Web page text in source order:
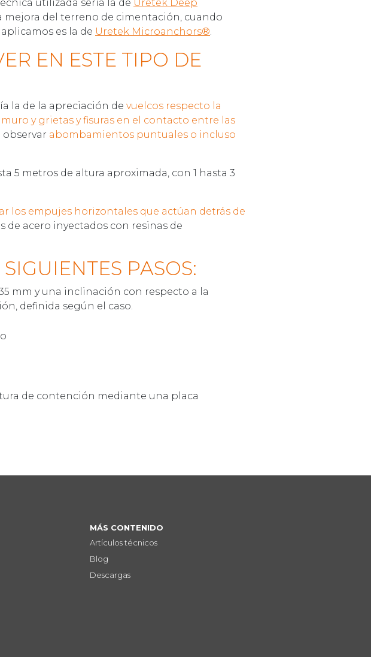
utilizada sería la de Uretek Deep
mejora del terreno de cimentación, cuando
es la de Uretek Microanchors®.
EN ESTE TIPO DE
la de la apreciación de vuelcos respecto la
y grietas y fisuras en el contacto entre las
observar abombamientos puntuales o incluso
5 metros de altura aproximada, con 1 hasta 3
los empujes horizontales que actúan detrás de
de acero inyectados con resinas de
PASOS:
mm y una inclinación con respecto a la
definida según el caso.
de contención mediante una placa
MÁS CONTENIDO
Artículos técnicos
Blog
Descargas